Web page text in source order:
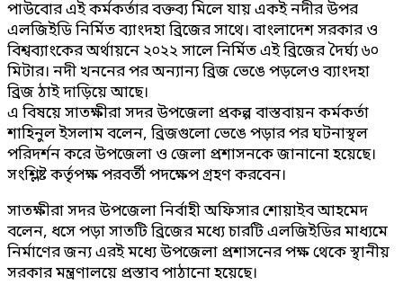
পাউবোর এই কর্মকর্তার বক্তব্য মিলে যায় একই নদীর উপর
এলজিইডি নির্মিত ব্যাংদহা ব্রিজের সাথে। বাংলাদেশ সরকার ও
বিশ্বব্যাংকের অর্থায়নে ২০২২ সালে নির্মিত এই ব্রিজের দৈর্ঘ্য ৬০
মিটার। নদী খননের পর অন্যান্য ব্রিজ ভেঙে পড়লেও ব্যাংদহা
ব্রিজ ঠাই দাড়িয়ে আছে।
এ বিষয়ে সাতক্ষীরা সদর উপজেলা প্রকল্প বাস্তবায়ন কর্মকর্তা
শাহিনুল ইসলাম বলেন, ব্রিজগুলো ভেঙে পড়ার পর ঘটনাস্থল
পরিদর্শন করে উপজেলা ও জেলা প্রশাসনকে জানানো হয়েছে।
সংশ্লিষ্ট কর্তৃপক্ষ পরবর্তী পদক্ষেপ গ্রহণ করবেন।
সাতক্ষীরা সদর উপজেলা নির্বাহী অফিসার শোয়াইব আহমেদ
বলেন, ধসে পড়া সাতটি ব্রিজের মধ্যে চারটি এলজিইডির মাধ্যমে
নির্মাণের জন্য এরই মধ্যে উপজেলা প্রশাসনের পক্ষ থেকে স্থানীয়
সরকার মন্ত্রণালয়ে প্রস্তাব পাঠানো হয়েছে।